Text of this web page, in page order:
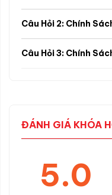
Câu Hỏi 2: Chính
Câu Hỏi 3: Chính
ĐÁNH GIÁ KHÓA
5.0